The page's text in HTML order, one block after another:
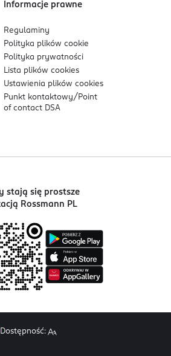
Informacje prawne
Regulaminy
Polityka plikówcookie
Polityka prywatności
Lista plikówcookies
Ustawienia plikówcookies
Punkt kontaktowy/ Point
of contact DSA
stają się prostsze
Rossmann PL
Dostępność: